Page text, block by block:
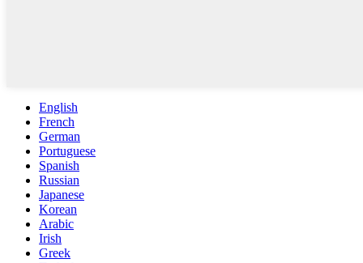
English
French
German
Portuguese
Spanish
Russian
Japanese
Korean
Arabic
Irish
Greek